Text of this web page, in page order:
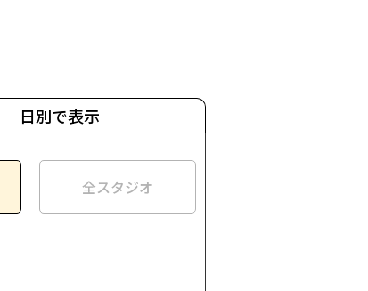
日別で表示
全スタジオ